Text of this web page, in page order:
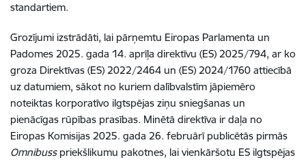
standartiem.
Grozījumi izstrādāti, lai pārņemtu Eiropas Parlamenta un
Padomes 2025. gada 14. aprīļa direktīvu (ES) 2025/794, ar ko
groza Direktīvas (ES) 2022/2464 un (ES) 2024/1760 attiecībā
uz datumiem, sākot no kuriem dalībvalstīm jāpiemēro
noteiktas korporatīvo ilgtspējas ziņu sniegšanas un
pienācīgas rūpības prasības. Minētā direktīva ir daļa no
Eiropas Komisijas 2025. gada 26. februārī publicētās pirmās
Omnibusspriekšlikumu pakotnes, lai vienkāršotu ES ilgtspējas